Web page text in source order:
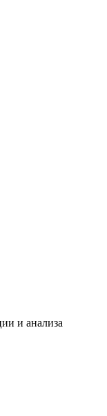
и анализа